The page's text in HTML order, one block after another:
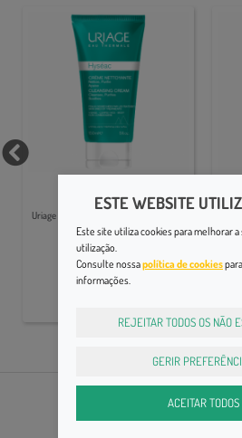
Uriage Hyséac Creme de Limpeza 150 ml
17,99€
ESTE WEBSITE
Este site utiliza cookies para melhorar a
utilização.
Consulte nossapolítica de cookies
informações.
REJEITAR TODOS OS NÃO
GERIR
ACEITAR TODOS